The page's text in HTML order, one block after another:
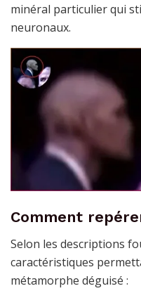
minéral particulier qui
neuronaux.
Comment
Selon les descriptions
caractéristiques
métamorphe déguisé :